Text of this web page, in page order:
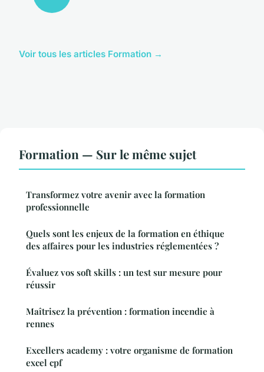
Voir tous les articles Formation →
Formation — Sur le même sujet
Transformez votre avenir avec la formation
professionnelle
Quels sont les enjeux de la formation en éthique
des affaires pour les industries réglementées ?
Évaluez vos soft skills : un test sur mesure pour
réussir
Maîtrisez la prévention : formation incendie à
rennes
Excellers academy : votre organisme de formation
excel cpf